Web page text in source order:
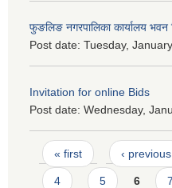
फुङलिङ नगरपालिका कार्यालय भवन
Post date: Tuesday,
Invitation for online Bids
Post date: Wednesday,
Pages
« first ‹ previous
4 5 6 7